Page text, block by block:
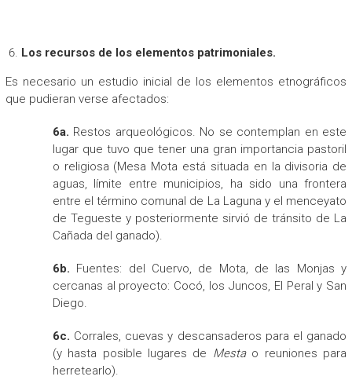
Los recursos de los elementos patrimoniales.
Es necesario un estudio inicial de los elementos etnográficos
que pudieran verse afectados:
6a. Restos arqueológicos. No se contemplan en este
lugar que tuvo que tener una gran importancia pastoril
o religiosa (Mesa Mota está situada en la divisoria de
aguas, límite entre municipios, ha sido una frontera
entre el término comunal de La Laguna y el menceyato
de Tegueste y posteriormente sirvió de tránsito de La
Cañada del ganado).
6b. Fuentes: del Cuervo, de Mota, de las Monjas y
cercanas al proyecto: Cocó, los Juncos, El Peral y San
Diego.
6c. Corrales, cuevas y descansaderos para el ganado
(y hasta posible lugares de Mesta o reuniones para
herretearlo).